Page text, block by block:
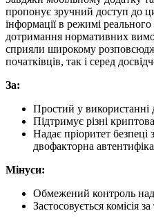
пропонує зручний доступ до
інформації в режимі
дотримання нормативних
сприяли широкому
початківців, так і серед
За:
Простий у використанні
Підтримує різні
Надає пріоритет
двофакторна
Мінуси:
Обмежений контроль
Застосовується комісія